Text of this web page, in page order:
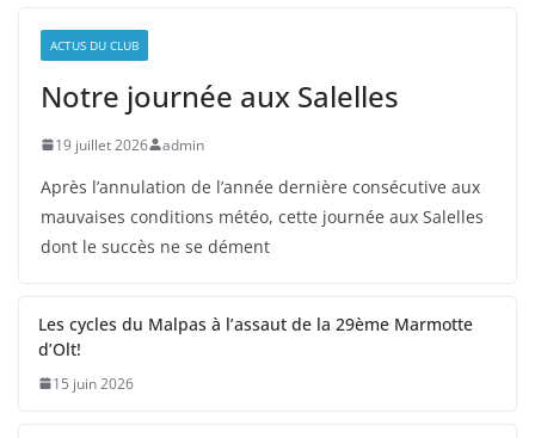
ACTUS DU CLUB
Notre journée aux Salelles
19 juillet 2026 admin
Après l’annulation de l’année dernière consécutive aux
mauvaises conditions météo, cette journée aux Salelles
dont le succès ne se dément
Les cycles du Malpas à l’assaut de la 29ème Marmotte
d’Olt!
15 juin 2026